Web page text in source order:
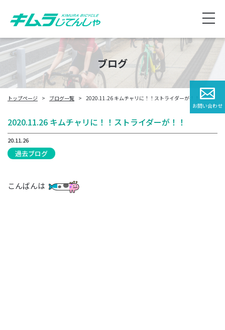
ブログ
トップページ ブログ一覧 2020.11.26 キムチャリに！！ストライダーが！！
2020.11.26 キムチャリに！！ストライダーが！！
20.11.26
過去ブログ
こんばんは
お問い合わせ